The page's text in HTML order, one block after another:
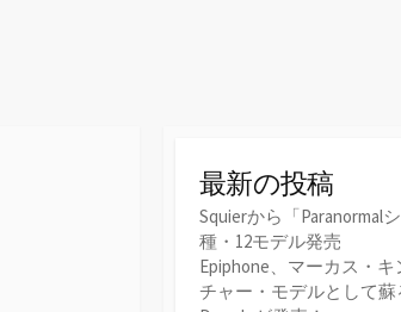
最新の投稿
Squierから「Paranormal
種・12モデル発売
Epiphone、マーカス・
チャー・モデルとして蘇